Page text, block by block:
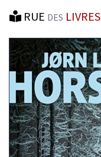
RUE DES LIVRES